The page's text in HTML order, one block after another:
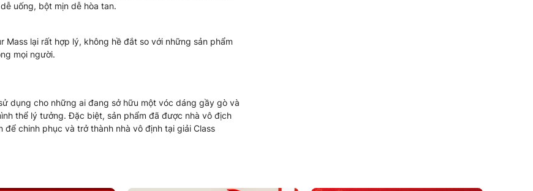
uống, bột mịn dễ hòa tan.
lại rất hợp lý, không hề đắt so với những sản phẩm
mọi người.
dụng cho những ai đang sở hữu một vóc dáng gầy gò và
thể lý tưởng. Đặc biệt, sản phẩm đã được nhà vô địch
chinh phục và trở thành nhà vô định tại giải Class